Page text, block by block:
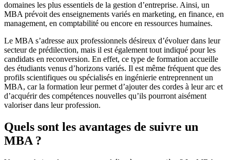
domaines les plus essentiels de la gestion d’entreprise. Ainsi, un
MBA prévoit des enseignements variés en marketing, en finance, en
management, en comptabilité ou encore en ressources humaines.
Le MBA s’adresse aux professionnels désireux d’évoluer dans leur
secteur de prédilection, mais il est également tout indiqué pour les
candidats en reconversion. En effet, ce type de formation accueille
des étudiants venus d’horizons variés. Il est même fréquent que des
profils scientifiques ou spécialisés en ingénierie entreprennent un
MBA, car la formation leur permet d’ajouter des cordes à leur arc et
d’acquérir des compétences nouvelles qu’ils pourront aisément
valoriser dans leur profession.
Quels sont les avantages de suivre un
MBA ?